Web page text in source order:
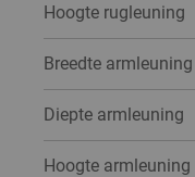
Hoogte rugleuning
Breedte armleuning
Diepte armleuning
Hoogte armleuning